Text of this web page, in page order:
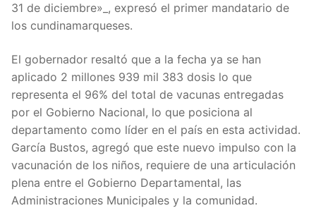
31 de diciembre»_, expresó el primer mandatario de
los cundinamarqueses.
El gobernador resaltó que a la fecha ya se han
aplicado 2 millones 939 mil 383 dosis lo que
representa el 96% del total de vacunas entregadas
por el Gobierno Nacional, lo que posiciona al
departamento como líder en el país en esta actividad.
García Bustos, agregó que este nuevo impulso con la
vacunación de los niños, requiere de una articulación
plena entre el Gobierno Departamental, las
Administraciones Municipales y la comunidad.